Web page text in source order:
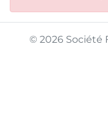
© 2026 Société